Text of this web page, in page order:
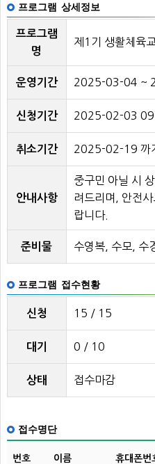
프로그램 상세정보
프로그램
명
제1기 생활체육
운영기간 2025-03-04 ~
신청기간 2025-02-03
취소기간 2025-02-19 까
안내사항
중구민 아닐 시
려드리며, 안전
랍니다.
준비물 수영복, 수모, 수
프로그램 접수현황
신청 15 / 15
대기 0 / 10
상태 접수마감
접수명단
번호 이름 휴대폰번